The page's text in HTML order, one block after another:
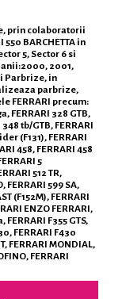
prin colaboratorii
BARCHETTA in
5, Sector 6 si
anii:2000, 2001,
Parbrize, in
parbrize,
FERRARI precum:
FERRARI 328 GTB,
tb/GTB, FERRARI
(F131), FERRARI
458, FERRARI 458
5
512 TR,
FERRARI 599 SA,
(F152M), FERRARI
ENZO FERRARI,
F355 GTS,
FERRARI F430
FERRARI MONDIAL,
FERRARI